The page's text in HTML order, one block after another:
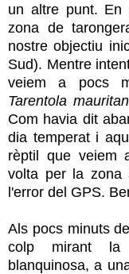
un altre punt. En
zona de
nostre objectiu
Sud). Mentre
veiem a pocs
Tarentola
Com havia dit
dia temperat i
rèptil que veiem
volta per la zona
l'error del GPS.
Als pocs minuts
colp mirant la
blanquinosa, a